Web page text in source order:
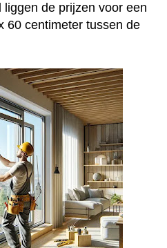
de prijzen voor een
60 centimeter tussen de